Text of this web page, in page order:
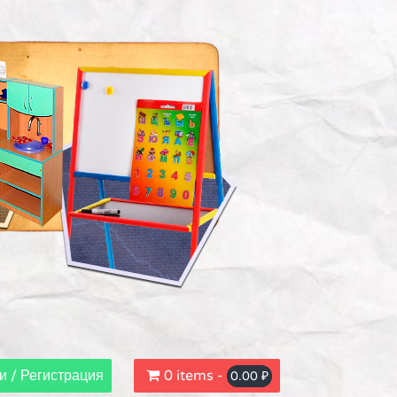
/ Регистрация 0 items - 0.00 ₽